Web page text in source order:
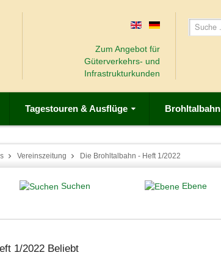
Zum Angebot für
Güterverkehrs- und
Infrastrukturkunden
Tagestouren & Ausflüge Brohltalbahn
Vereinszeitung Die Brohltalbahn - Heft 1/2022
Suchen Ebene
1/2022 Beliebt